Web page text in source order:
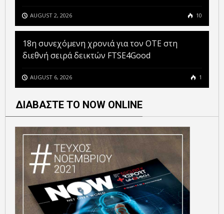
AUGUST 2, 2026 10
18η συνεχόμενη χρονιά για τον ΟΤΕ στη
διεθνή σειρά δεικτών FTSE4Good
AUGUST 6, 2026 1
ΔΙΑΒΑΣΤΕ ΤΟ NOW ONLINE